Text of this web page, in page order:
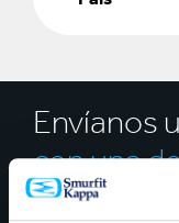
Envíanos
con una